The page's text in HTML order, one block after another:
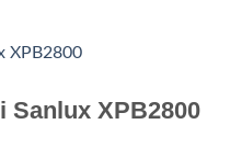
Sanlux XPB2800